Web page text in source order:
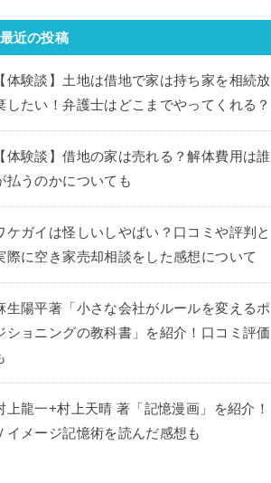
最近の投稿
体験談】土地は借地で家は持ち家を相続放
したい！弁護士はどこまでやってくれる？
体験談】借地の家は売れる？解体費用は誰
払うのかについても
ケガイは怪しいしやばい？口コミや評判と
際に空き家売却相談をした感想について
生陽平著「小さな会社がルールを変えるポ
ショニングの教科書」を紹介！口コミ評価
上龍一+村上天晴 著「記憶漫画」を紹介！
イメージ記憶術を読んだ感想も